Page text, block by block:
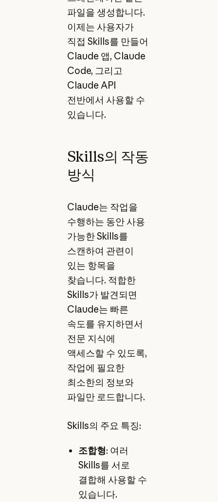
파일을 생성합니다.
이제는 사용자가
직접 Skills를 만들어
Claude 앱, Claude
Code, 그리고
Claude API
전반에서 사용할 수
있습니다.
Skills의 작동
방식
Claude는 작업을
수행하는 동안 사용
가능한 Skills를
스캔하여 관련이
있는 항목을
찾습니다. 적합한
Skills가 발견되면
Claude는 빠른
속도를 유지하면서
전문 지식에
액세스할 수 있도록,
작업에 필요한
최소한의 정보와
파일만 로드합니다.
Skills의 주요 특징:
조합형: 여러
Skills를 서로
결합해 사용할 수
있습니다.